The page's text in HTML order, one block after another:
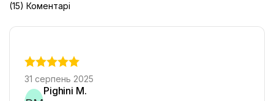
(15) Коментарі
31 серпень 2025
Pighini M.